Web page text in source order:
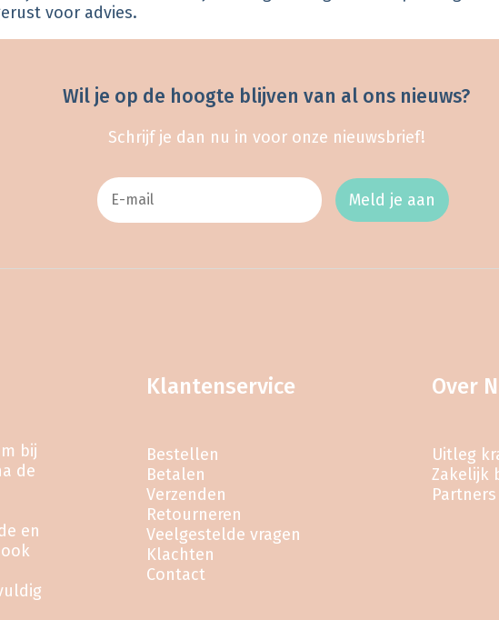
voor advies.
Wil je op de hoogte blijven van al ons nieuws?
Schrijf je dan nu in voor onze nieuwsbrief!
Meld je aan
bij
de
en
Klantenservice
Bestellen
Betalen
Verzenden
Retourneren
Veelgestelde vragen
Klachten
Contact
Over
Uitleg
Zakelijk
Partners